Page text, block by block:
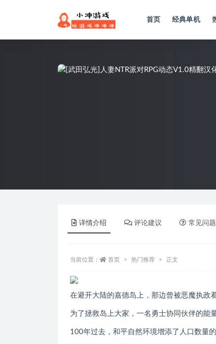
首页 经典单机
详情介绍 评论建议 常见问题
当前位置： 首页 热门推荐 正文
在避开大陆的嘉德岛上，那边曾被恶魔执政
为了拯救岛上大家，一名勇士协同伙伴的能
100年过去，和平自然环境增添了人口数量